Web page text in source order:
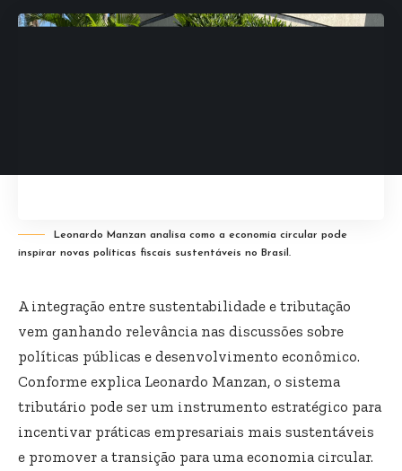
Leonardo Manzan analisa como a economia circular pode
inspirar novas políticas fiscais sustentáveis no Brasil.
A integração entre sustentabilidade e tributação
vem ganhando relevância nas discussões sobre
políticas públicas e desenvolvimento econômico.
Conforme explica Leonardo Manzan, o sistema
tributário pode ser um instrumento estratégico para
incentivar práticas empresariais mais sustentáveis
e promover a transição para uma economia circular.